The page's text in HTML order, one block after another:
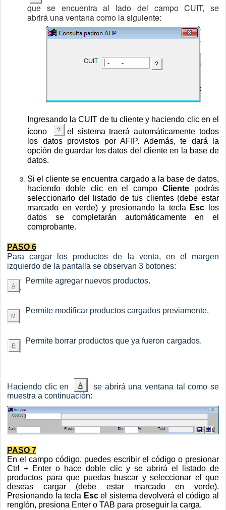
que se encuentra al lado del campo CUIT, se
abrirá una ventana como la siguiente:
Ingresando la CUIT de tu cliente y haciendo clic en el
ícono
el sistema traerá automáticamente todos
los datos provistos por AFIP. Además, te dará la
opción de guardar los datos del cliente en la base de
datos.
Si el cliente se encuentra cargado a la base de datos,
haciendo doble clic en el campoCliente podrás
seleccionarlo del listado de tus clientes (debe estar
marcado en verde) y presionando la tecla
Esc los
datos se completarán automáticamente en el
comprobante.
PASO 6
Para cargar los productos de la venta, en el margen
izquierdo de la pantalla se observan 3 botones:
Permite agregar nuevos productos.
Permite modificar productos cargados previamente.
Permite borrar productos que ya fueron cargados.
Haciendo clic en
se abrirá una ventana tal como se
muestra a continuación:
PASO 7
En el campo código, puedes escribir el código o presionar
Ctrl + Enter o hace doble clic y se abrirá el listado de
productos para que puedas buscar y seleccionar el que
deseas cargar (debe estar marcado en verde).
Presionando la tecla Escel sistema devolverá el código al
renglón, presiona Enter o TAB para proseguir la carga.